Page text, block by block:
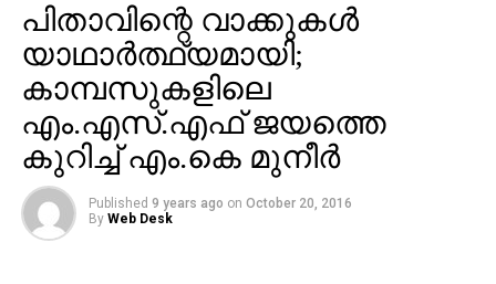
പിതാവിന്റെ വാക്കുകള്‍
യാഥാര്‍ത്ഥ്യമായി;
കാമ്പസുകളിലെ
എം.എസ്.എഫ് ജയത്തെ
കുറിച്ച് എം.കെ മുനീര്‍
Published 9 years ago on October 20, 2016
By Web Desk